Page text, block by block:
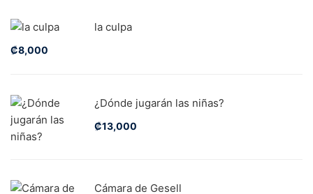
la culpa
₡8,000
¿Dónde jugarán las niñas?
₡13,000
Cámara de Gesell